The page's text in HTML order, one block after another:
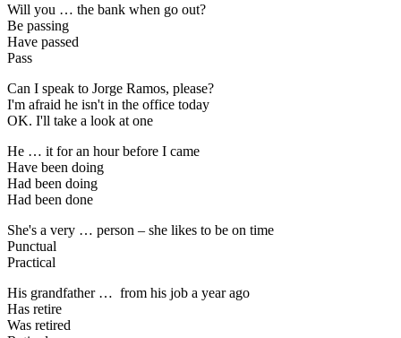
Will you … the bank when go out?
Be passing
Have passed
Pass
Can I speak to Jorge Ramos, please?
I'm afraid he isn't in the office today
OK. I'll take a look at one
He … it for an hour before I came
Have been doing
Had been doing
Had been done
She's a very … person – she likes to be on time
Punctual
Practical
His grandfather … from his job a year ago
Has retire
Was retired